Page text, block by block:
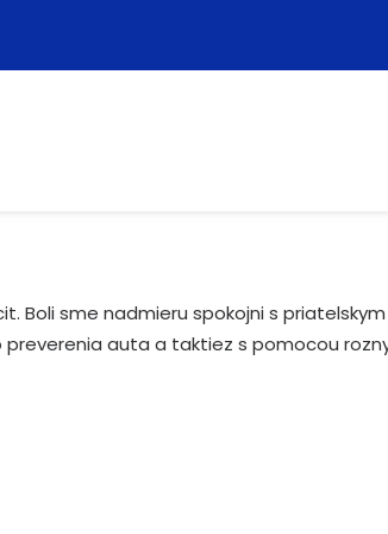
Boli sme nadmieru spokojni s
auta a taktiez s pomocou